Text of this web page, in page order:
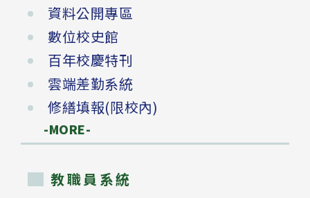
資料公開專區
數位校史館
百年校慶特刊
雲端差勤系統
修繕填報(限校內)
-MORE-
教職員系統